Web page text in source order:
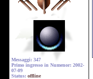
Messaggi: 347
Primo ingresso in Numenor: 2002-
07-09
Status: offline